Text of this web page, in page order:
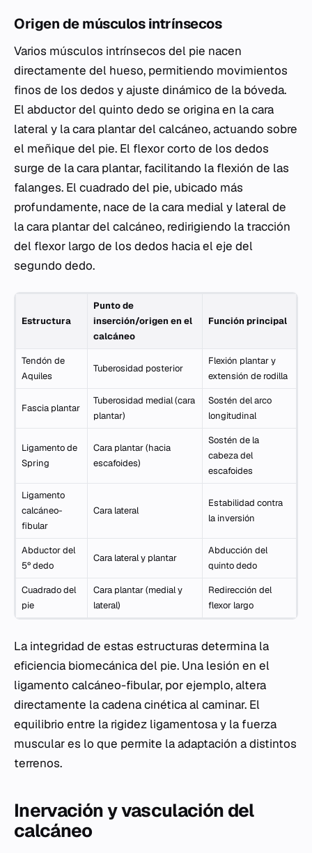
Origen de músculos intrínsecos
Varios músculos intrínsecos del pie nacen
directamente del hueso, permitiendo movimientos
finos de los dedos y ajuste dinámico de la bóveda.
El abductor del quinto dedo se origina en la cara
lateral y la cara plantar del calcáneo, actuando sobre
el meñique del pie. El flexor corto de los dedos
surge de la cara plantar, facilitando la flexión de las
falanges. El cuadrado del pie, ubicado más
profundamente, nace de la cara medial y lateral de
la cara plantar del calcáneo, redirigiendo la tracción
del flexor largo de los dedos hacia el eje del
segundo dedo.
Estructura
Punto de
inserción/origen en el
calcáneo
Función principal
Tendón de
Aquiles
Tuberosidad posterior
Flexión plantar y
extensión de rodilla
Fascia plantar
Tuberosidad medial (cara
plantar)
Sostén del arco
longitudinal
Ligamento de
Spring
Cara plantar (hacia
escafoides)
Sostén de la
cabeza del
escafoides
Ligamento
calcáneo-
fibular
Cara lateral
Estabilidad contra
la inversión
Abductor del
5º dedo
Cara lateral y plantar
Abducción del
quinto dedo
Cuadrado del
pie
Cara plantar (medial y
lateral)
Redirección del
flexor largo
La integridad de estas estructuras determina la
eficiencia biomecánica del pie. Una lesión en el
ligamento calcáneo-fibular, por ejemplo, altera
directamente la cadena cinética al caminar. El
equilibrio entre la rigidez ligamentosa y la fuerza
muscular es lo que permite la adaptación a distintos
terrenos.
Inervación y vasculación del
calcáneo